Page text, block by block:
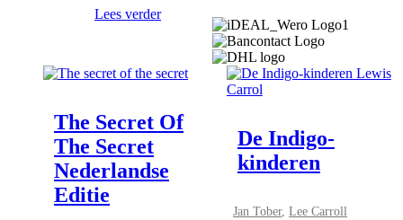
Lees verder
The Secret Of
The Secret
Nederlandse
Editie
De Indigo-
kinderen
Jan Tober,Lee Carroll